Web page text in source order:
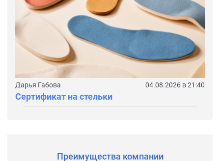
Дарья Габова 04.08.2026 в 21:40
Сертификат на стельки
Преимущества компании